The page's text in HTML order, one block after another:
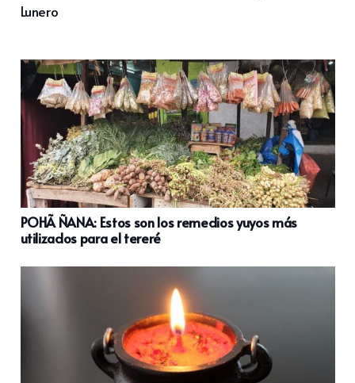
Lunero
POHÃ ÑANA: Estos son los remedios yuyos más
utilizados para el tereré